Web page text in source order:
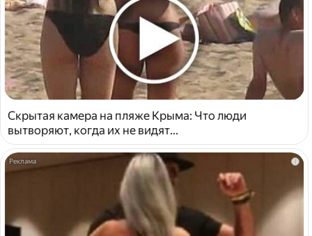
Скрытая камера на пляже Крыма: Что люди
вытворяют, когда их не видят...
i